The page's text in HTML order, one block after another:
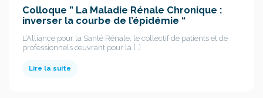
Colloque ” La Maladie Rénale Chronique :
inverser la courbe de l’épidémie “
L’Alliance pour la Santé Rénale, le collectif de patients et de
professionnels œuvrant pour la […]
Lire la suite